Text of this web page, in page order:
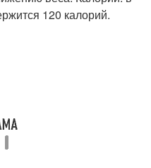
120 калорий.